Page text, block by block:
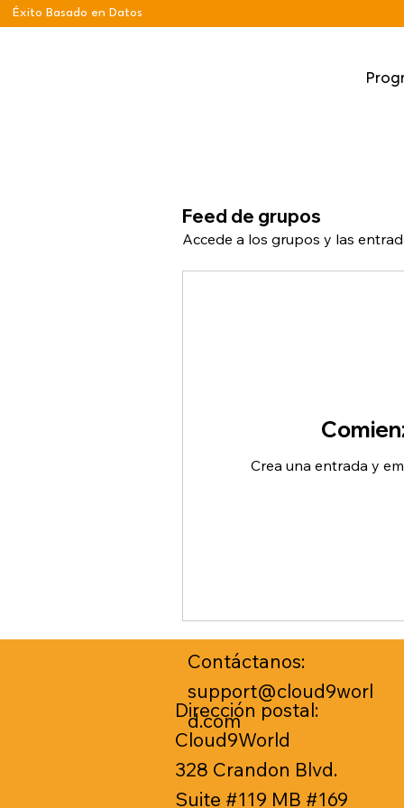
Éxito Basado en Datos
Feed de grupos
Accede a los grupos y las
Crea una entrada y
Contáctanos:
support@cloud9worl
d.com
Dirección postal:
Cloud9World
328 Crandon Blvd.
Suite #119 MB #169